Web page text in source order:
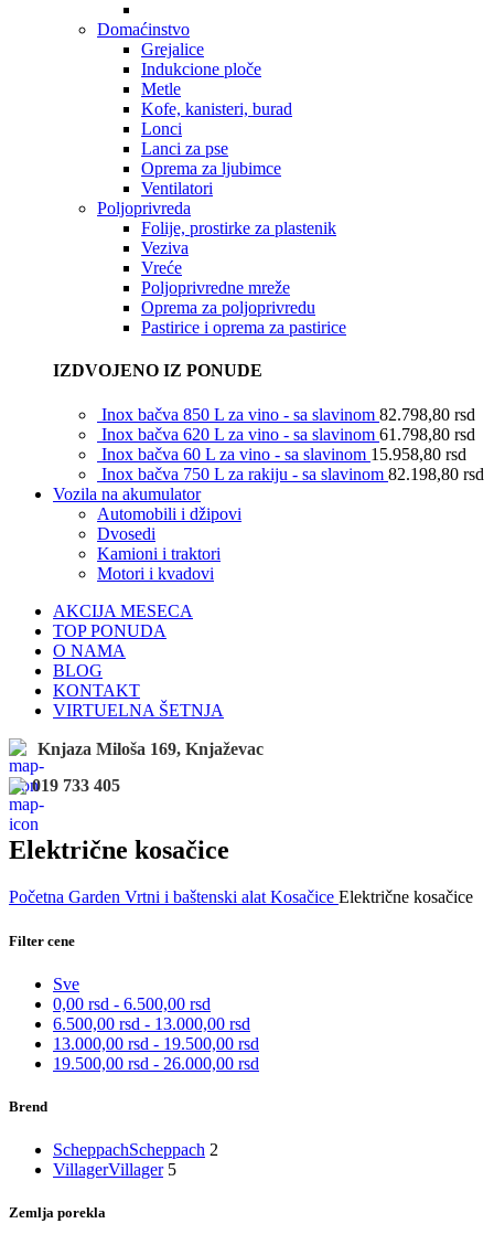
Domaćinstvo
Grejalice
Indukcione ploče
Metle
Kofe, kanisteri, burad
Lonci
Lanci za pse
Oprema za ljubimce
Ventilatori
Poljoprivreda
Folije, prostirke za plastenik
Veziva
Vreće
Poljoprivredne mreže
Oprema za poljoprivredu
Pastirice i oprema za pastirice
IZDVOJENO IZ PONUDE
Inox bačva 850 L za vino - sa slavinom 82.798,80 rsd
Inox bačva 620 L za vino - sa slavinom 61.798,80 rsd
Inox bačva 60 L za vino - sa slavinom 15.958,80 rsd
Inox bačva 750 L za rakiju - sa slavinom 82.198,80 rsd
Vozila na akumulator
Automobili i džipovi
Dvosedi
Kamioni i traktori
Motori i kvadovi
AKCIJA MESECA
TOP PONUDA
O NAMA
BLOG
KONTAKT
VIRTUELNA ŠETNJA
Knjaza Miloša 169, Knjaževac
019 733 405
Električne kosačice
Početna Garden Vrtni i baštenski alat Kosačice Električne kosačice
Filter cene
Sve
0,00 rsd - 6.500,00 rsd
6.500,00 rsd - 13.000,00 rsd
13.000,00 rsd - 19.500,00 rsd
19.500,00 rsd - 26.000,00 rsd
Brend
ScheppachScheppach 2
VillagerVillager 5
Zemlja porekla